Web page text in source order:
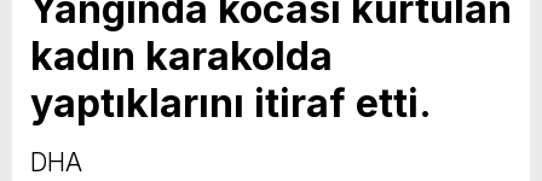
kadın karakolda
yaptıklarını itiraf etti.
DHA